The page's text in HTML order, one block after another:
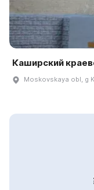
Каширский
Moskovskaya obl, g